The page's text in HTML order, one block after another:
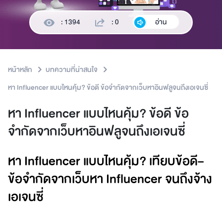
: 1394 : 0 อ่าน
หน้าหลัก
บทความที่น่าสนใจ
หา Influencer แบบไหนคุ้ม? ข้อดี ข้อจำกัดจากเว็บหาอินฟลูจนถึงเอเจนซี่
หา Influencer แบบไหนคุ้ม? ข้อดี ข้อ
จำกัดจากเว็บหาอินฟลูจนถึงเอเจนซี่
หา Influencer แบบไหนคุ้ม? เทียบข้อดี–
ข้อจำกัดจากเว็บหา Influencer จนถึงจ้าง
เอเจนซี่